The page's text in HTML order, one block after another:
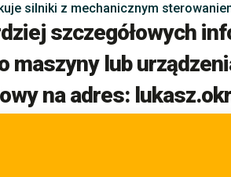
silniki z mechanicznym
szczegółowych
maszyny lub
na adres: